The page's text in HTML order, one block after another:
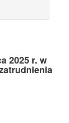
2025 r. w